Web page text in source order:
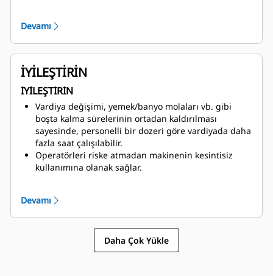
Sahaların kendi hızlarında büyümesi ve gelişmesi
için yapı taşları olarak tasarlanan teknoloji
olanaklarını içerir: ABA ve Autocarry, MineStar
Terrain rehberliği, Terrain Blade Control, uzaktan
kumanda ve yarı otonom sistem.
Devamı
İYİLEŞTİRİN
İYİLEŞTİRİN
Vardiya değişimi, yemek/banyo molaları vb. gibi
boşta kalma sürelerinin ortadan kaldırılması
sayesinde, personelli bir dozeri göre vardiyada daha
fazla saat çalışılabilir.
Operatörleri riske atmadan makinenin kesintisiz
kullanımına olanak sağlar.
Operatörün yorgunluğunu azaltarak vardiya
boyunca tutarlı üretkenliği artırır.
Daha fazla hacim sağlamak için daha dik çalışma
açılarına olanak tanır.
Bir operatörün birden fazla dozeri kontrol etmesini
Devamı
Daha Çok Yükle